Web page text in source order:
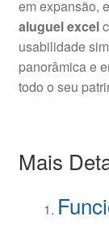
em expansão,
aluguel excel
usabilidade
panorâmica e
todo o seu
Mais